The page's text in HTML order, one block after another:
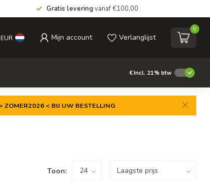
Gratis leveringvanaf €100,00
EUR Mijn account Verlanglijst
0
€Incl. 21% btw
ZOMER2026 < BIJ UW BESTELLING
Toon: